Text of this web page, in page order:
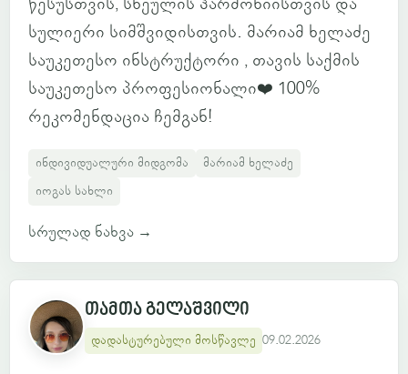
სულიერი სიმშვიდისთვის. მარიამ ხელაძე
საუკეთესო ინსტრუქტორი , თავის საქმის
საუკეთესო პროფესიონალი❤️ 100%
რეკომენდაცია ჩემგან!
ინდივიდუალური მიდგომა
მარიამ ხელაძე
იოგას სახლი
სრულად ნახვა →
თამთა გელაშვილი
დადასტურებული მოსწავლე 09.02.2026